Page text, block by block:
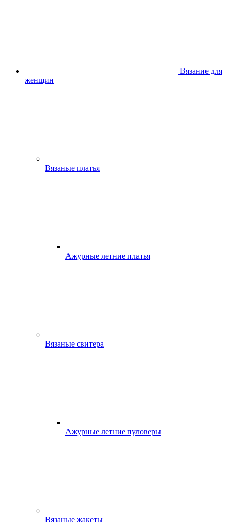
Вязание для
женщин
Вязаные платья
Ажурные летние платья
Вязаные свитера
Ажурные летние пуловеры
Вязаные жакеты